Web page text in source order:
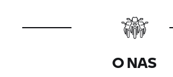
O NAS